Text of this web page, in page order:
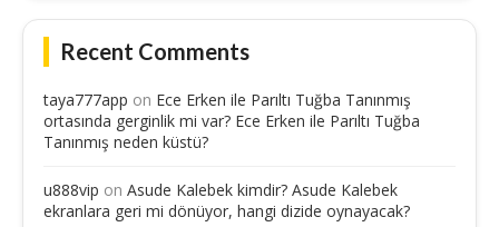
Recent Comments
taya777app on Ece Erken ile Parıltı Tuğba Tanınmış
ortasında gerginlik mi var? Ece Erken ile Parıltı Tuğba
Tanınmış neden küstü?
u888vip on Asude Kalebek kimdir? Asude Kalebek
ekranlara geri mi dönüyor, hangi dizide oynayacak?